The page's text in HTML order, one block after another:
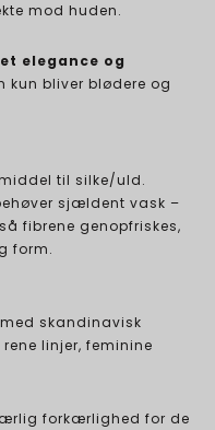
mod huden.
elegance og
kun bliver blødere og
til silke/uld.
sjældent vask –
fibrene genopfriskes,
form.
med skandinavisk
linjer, feminine
forkærlighed for de